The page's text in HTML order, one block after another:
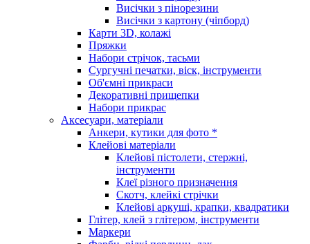
Висічки з пінорезини
Висічки з картону (чіпборд)
Карти 3D, колажі
Пряжки
Набори стрічок, тасьми
Сургучні печатки, віск, інструменти
Об'ємні прикраси
Декоративні прищепки
Набори прикрас
Аксесуари, матеріали
Анкери, кутики для фото *
Клейові матеріали
Клейові пістолети, стержні,
інструменти
Клеї різного призначення
Скотч, клейкі стрічки
Клейові аркуші, крапки, квадратики
Глітер, клей з глітером, інструменти
Маркери